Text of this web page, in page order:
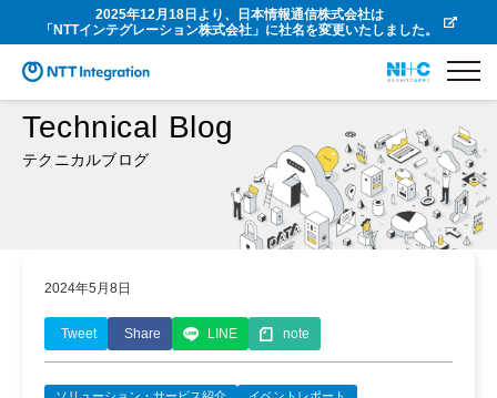
2025年12月18日より、日本情報通信株式会社は
「NTTインテグレーション株式会社」に社名を変更いたしました。
Technical Blog
テクニカルブログ
2024年5月8日
Tweet Share LINE note